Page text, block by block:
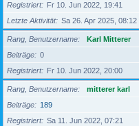
Registriert
Fr 10. Jun 2022, 19:41
Letzte Aktivität
Sa 26. Apr 2025, 08:12
Rang, Benutzername
Karl Mitterer
Beiträge
0
Registriert
Fr 10. Jun 2022, 20:00
Rang, Benutzername
mitterer karl
Beiträge
189
Registriert
Sa 11. Jun 2022, 07:21